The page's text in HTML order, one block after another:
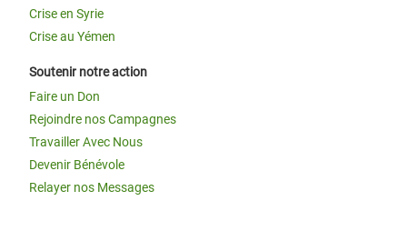
Crise en Syrie
Crise au Yémen
Soutenir notre action
Faire un Don
Rejoindre nos Campagnes
Travailler Avec Nous
Devenir Bénévole
Relayer nos Messages